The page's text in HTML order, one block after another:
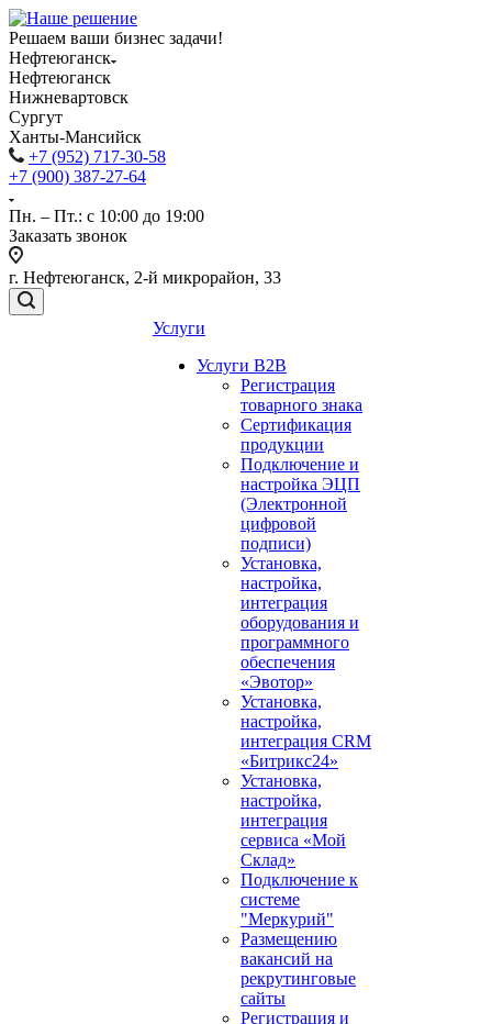
Решаем ваши бизнес задачи!
Нефтеюганск
Нефтеюганск
Нижневартовск
Сургут
Ханты-Мансийск
+7 (952) 717-30-58
+7 (900) 387-27-64
Пн. – Пт.: с 10:00 до 19:00
Заказать звонок
г. Нефтеюганск, 2-й микрорайон, 33
Услуги
Услуги B2B
Регистрация
товарного знака
Сертификация
продукции
Подключение и
настройка ЭЦП
(Электронной
цифровой
подписи)
Установка,
настройка,
интеграция
оборудования и
программного
обеспечения
«Эвотор»
Установка,
настройка,
интеграция CRM
«Битрикс24»
Установка,
настройка,
интеграция
сервиса «Мой
Склад»
Подключение к
системе
"Меркурий"
Размещению
вакансий на
рекрутинговые
сайты
Регистрация и